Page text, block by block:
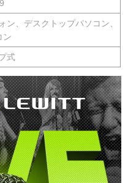
ン、デスクトップパソコン、
ン
式